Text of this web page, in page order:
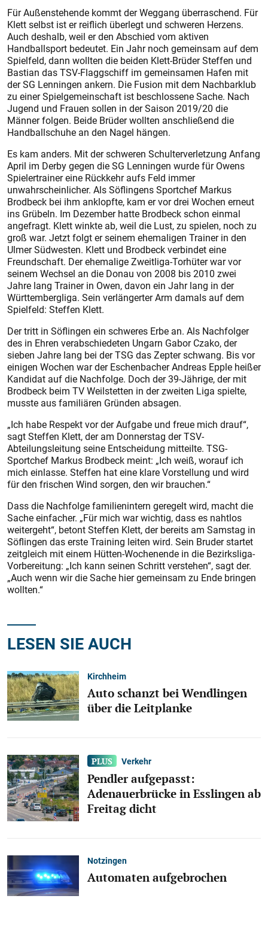
Für Außenstehende kommt der Weggang überraschend. Für
Klett selbst ist er reiflich überlegt und schweren Herzens.
Auch deshalb, weil er den Abschied vom aktiven
Handballsport bedeutet. Ein Jahr noch gemeinsam auf dem
Spielfeld, dann wollten die beiden Klett-Brüder Steffen und
Bastian das TSV-Flaggschiff im gemeinsamen Hafen mit
der SG Lenningen ankern. Die Fusion mit dem Nachbarklub
zu einer Spielgemeinschaft ist beschlossene Sache. Nach
Jugend und Frauen sollen in der Saison 2019/20 die
Männer folgen. Beide Brüder wollten anschließend die
Handballschuhe an den Nagel hängen.
Es kam anders. Mit der schweren Schulterverletzung Anfang
April im Derby gegen die SG Lenningen wurde für Owens
Spielertrainer eine Rückkehr aufs Feld immer
unwahrscheinlicher. Als Söflingens Sportchef Markus
Brodbeck bei ihm anklopfte, kam er vor drei Wochen erneut
ins Grübeln. Im Dezember hatte Brodbeck schon einmal
angefragt. Klett winkte ab, weil die Lust, zu spielen, noch zu
groß war. Jetzt folgt er seinem ehemaligen Trainer in den
Ulmer Südwesten. Klett und Brodbeck verbindet eine
Freundschaft. Der ehemalige Zweitliga-Torhüter war vor
seinem Wechsel an die Donau von 2008 bis 2010 zwei
Jahre lang Trainer in Owen, davon ein Jahr lang in der
Württembergliga. Sein verlängerter Arm damals auf dem
Spielfeld: Steffen Klett.
Der tritt in Söflingen ein schweres Erbe an. Als Nachfolger
des in Ehren verabschiedeten Ungarn Gabor Czako, der
sieben Jahre lang bei der TSG das Zepter schwang. Bis vor
einigen Wochen war der Eschenbacher Andreas Epple heißer
Kandidat auf die Nachfolge. Doch der 39-Jährige, der mit
Brodbeck beim TV Weilstetten in der zweiten Liga spielte,
musste aus familiären Gründen absagen.
„Ich habe Respekt vor der Aufgabe und freue mich drauf“,
sagt Steffen Klett, der am Donnerstag der TSV-
Abteilungsleitung seine Entscheidung mitteilte. TSG-
Sportchef Markus Brodbeck meint: „Ich weiß, worauf ich
mich einlasse. Steffen hat eine klare Vorstellung und wird
für den frischen Wind sorgen, den wir brauchen.“
Dass die Nachfolge familienintern geregelt wird, macht die
Sache einfacher. „Für mich war wichtig, dass es nahtlos
weitergeht“, betont Steffen Klett, der bereits am Samstag in
Söflingen das erste Training leiten wird. Sein Bruder startet
zeitgleich mit einem Hütten-Wochenende in die Bezirksliga-
Vorbereitung: „Ich kann seinen Schritt verstehen“, sagt der.
„Auch wenn wir die Sache hier gemeinsam zu Ende bringen
wollten.“
LESEN SIE AUCH
Kirchheim
Auto schanzt bei Wendlingen
über die Leitplanke
Verkehr
Pendler aufgepasst:
Adenauerbrücke in Esslingen ab
Freitag dicht
Notzingen
Automaten aufgebrochen